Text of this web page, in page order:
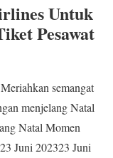
Untuk
Pesawat
semangat
menjelang Natal
Natal Momen
Juni 202323 Juni